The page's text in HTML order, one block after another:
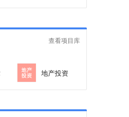
查看项目库
地产投资